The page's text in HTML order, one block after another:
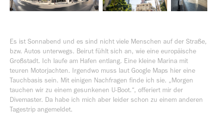
Es ist Sonnabend und es sind nicht viele Menschen auf der Straße,
bzw. Autos unterwegs. Beirut fühlt sich an, wie eine europäische
Großstadt. Ich laufe am Hafen entlang. Eine kleine Marina mit
teuren Motorjachten. Irgendwo muss laut Google Maps hier eine
Tauchbasis sein. Mit einigen Nachfragen finde ich sie. „Morgen
tauchen wir zu einem gesunkenen U-Boot.“, offeriert mir der
Divemaster. Da habe ich mich aber leider schon zu einem anderen
Tagestrip angemeldet.